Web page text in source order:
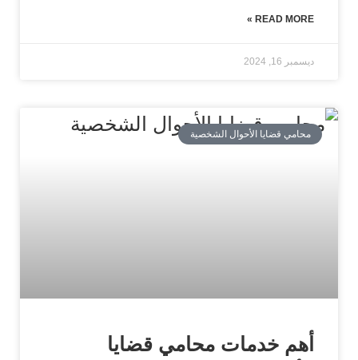
READ MORE »
ديسمبر 16, 2024
محامي قضايا الأحوال الشخصية
أهم خدمات محامي قضايا